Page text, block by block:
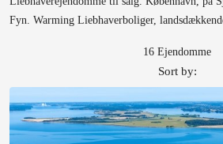
Fyn. Warming Liebhaverboliger,
16 Ejendomme
Sort by: